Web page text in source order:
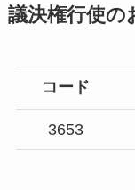
議決権行使の
コード
3653